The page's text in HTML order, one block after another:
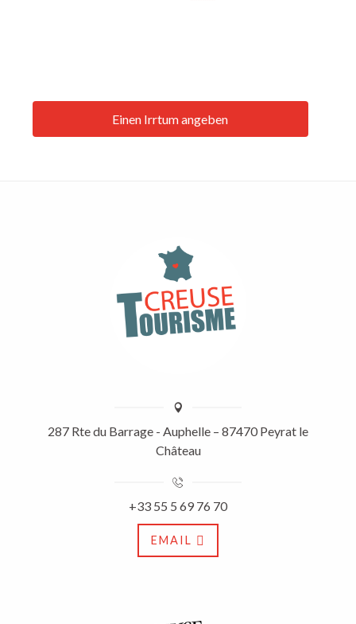
Einen Irrtum angeben
287 Rte du Barrage - Auphelle – 87470 Peyrat le
Château
+33 55 5 69 76 70
EMAIL